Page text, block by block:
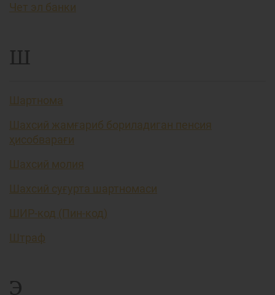
Чет эл банки
Ш
Шартнома
Шахсий жамғариб бориладиган пенсия
ҳисобварағи
Шахсий молия
Шахсий суғурта шартномаси
ШИР-код (Пин-код)
Штраф
Э